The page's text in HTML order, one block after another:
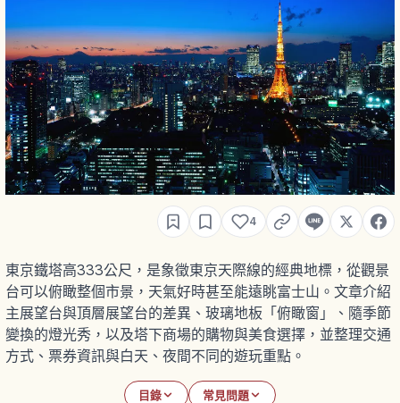
4
東京鐵塔高333公尺，是象徵東京天際線的經典地標，從觀景
台可以俯瞰整個市景，天氣好時甚至能遠眺富士山。文章介紹
主展望台與頂層展望台的差異、玻璃地板「俯瞰窗」、隨季節
變換的燈光秀，以及塔下商場的購物與美食選擇，並整理交通
方式、票券資訊與白天、夜間不同的遊玩重點。
目錄 常見問題